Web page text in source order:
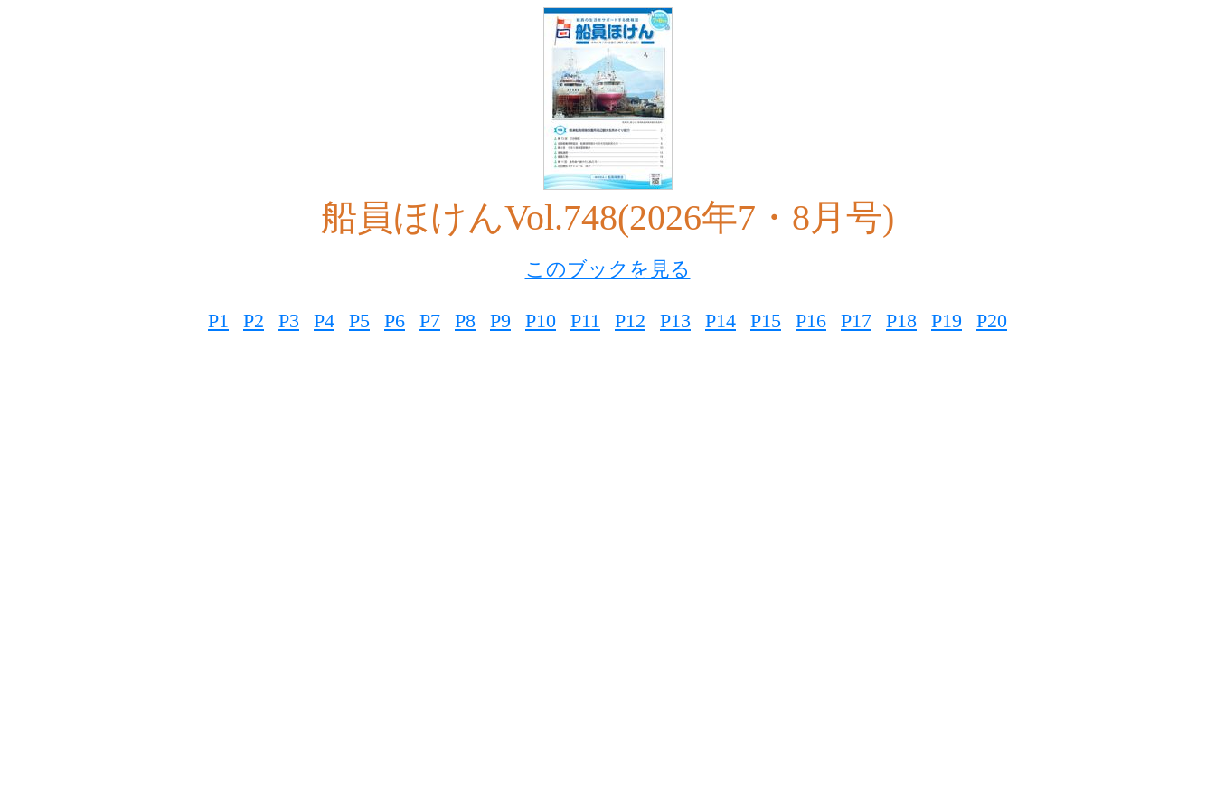
船員ほけんVol.748(2026年7・8月号)
このブックを見る
P1 P2 P3 P4 P5 P6 P7 P8 P9 P10 P11 P12 P13 P14 P15 P16 P17 P18 P19 P20